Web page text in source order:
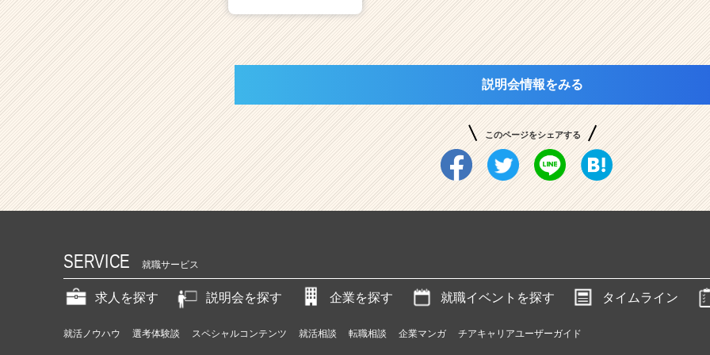
説明会情報をみる
このページをシェアする
SERVICE 就職サービス
求人を探す 説明会を探す 企業を探す 就職イベントを探す タイムライン
就活ノウハウ 選考体験談 スペシャルコンテンツ 就活相談 転職相談 企業マンガ チアキャリアユーザーガイド